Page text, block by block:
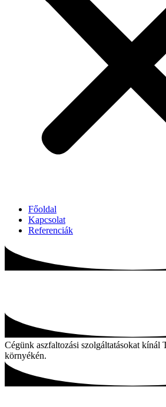
Főoldal
Kapcsolat
Referenciák
Cégünk aszfaltozási szolgáltatásokat kínál
környékén.